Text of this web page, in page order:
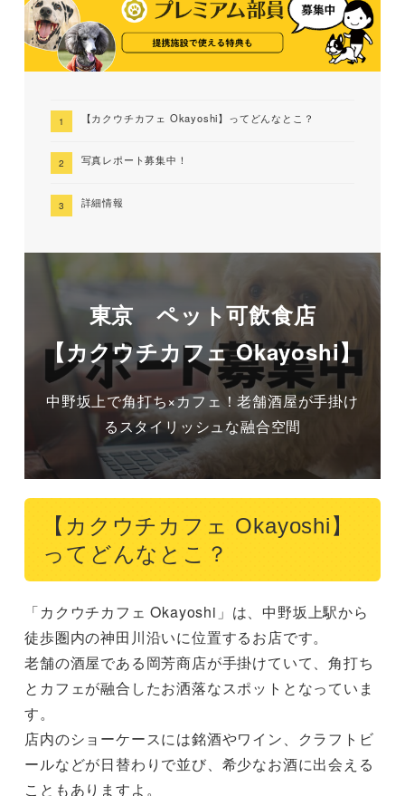
【カクウチカフェ Okayoshi】ってどんなとこ？
写真レポート募集中！
詳細情報
東京 ペット可飲食店
【カクウチカフェ Okayoshi】
中野坂上で角打ち×カフェ！老舗酒屋が手掛け
るスタイリッシュな融合空間
【カクウチカフェ Okayoshi】
ってどんなとこ？
「カクウチカフェ Okayoshi」は、中野坂上駅から
徒歩圏内の神田川沿いに位置するお店です。
老舗の酒屋である岡芳商店が手掛けていて、角打ち
とカフェが融合したお洒落なスポットとなっていま
す。
店内のショーケースには銘酒やワイン、クラフトビ
ールなどが日替わりで並び、希少なお酒に出会える
こともありますよ。